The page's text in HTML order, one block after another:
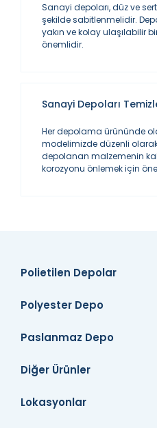
Sanayi depoları, düz ve
şekilde sabitlenmelidir.
yakın ve kolay ulaşılabilir
önemlidir.
Sanayi Depoları
Her depolama ürününde
modelimizde düzenli
depolanan malzemenin
korozyonu önlemek için
Polietilen Depolar
Polyester Depo
Paslanmaz Depo
Diğer Ürünler
Lokasyonlar